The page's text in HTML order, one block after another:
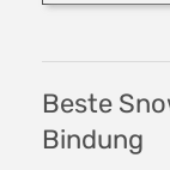
Beste
Bindung